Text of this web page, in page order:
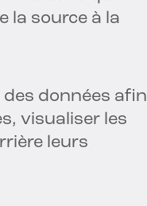
la source à la
données afin
visualiser les
leurs